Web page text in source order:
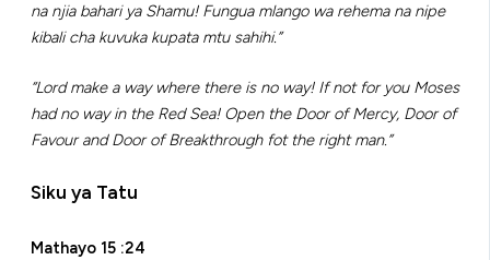
na njia bahari ya Shamu! Fungua mlango wa rehema na nipe
kibali cha kuvuka kupata mtu sahihi.”
“Lord make a way where there is no way! If not for you Moses
had no way in the Red Sea! Open the Door of Mercy, Door of
Favour and Door of Breakthrough fot the right man.”
Siku ya Tatu
Mathayo 15 :24